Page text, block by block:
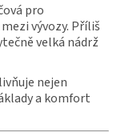
pro
vývozy. Příliš
velká nádrž
nejen
a komfort